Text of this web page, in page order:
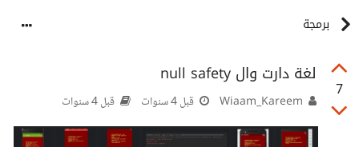
برمجة
7
لغة دارت وال null safety
قبل 4 سنوات قبل 4 سنوات